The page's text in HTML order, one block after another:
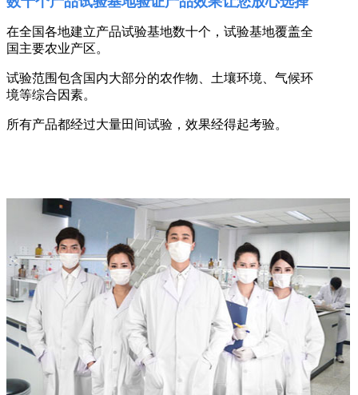
在全国各地建立产品试验基地数十个，试验基地覆盖全
国主要农业产区。
试验范围包含国内大部分的农作物、土壤环境、气候环
境等综合因素。
所有产品都经过大量田间试验，效果经得起考验。